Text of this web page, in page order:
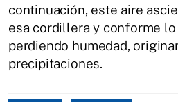
continuación, este aire
esa cordillera y conforme lo
perdiendo humedad,
precipitaciones.